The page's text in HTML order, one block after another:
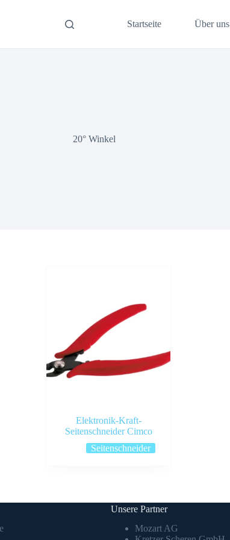
Startseite Über uns
20° Winkel
Elektronik-Kraft-
Seitenschneider Cimco
Seitenschneider
Unsere Partner
Mozart AG